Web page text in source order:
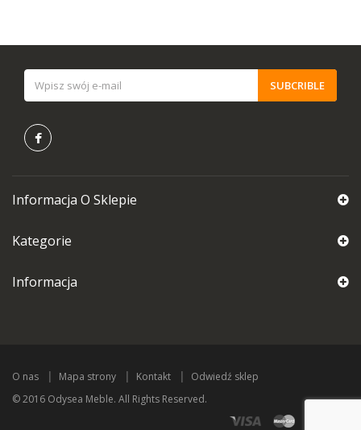
SUBCRIBLE
Informacja O Sklepie
Kategorie
Informacja
O nas Mapa strony Kontakt
Odwiedź sklep
© 2016 Odysea Meble. All Rights Reserved.